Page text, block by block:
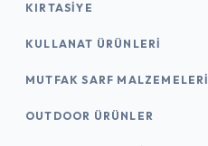
KIRTASİYE
KULLANAT ÜRÜNLERI
MUTFAK SARF MALZEMELERI
OUTDOOR ÜRÜNLER